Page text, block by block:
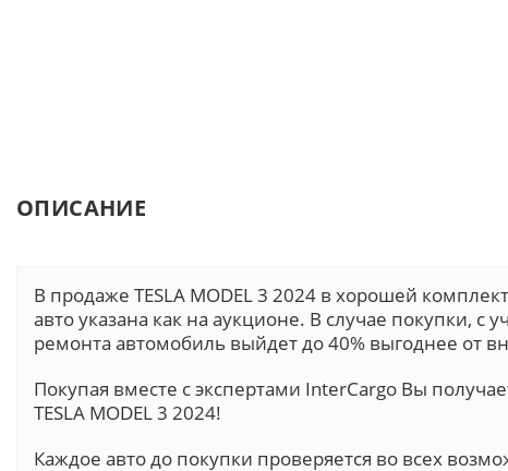
ОПИСАНИЕ
В продаже TESLA MODEL 3 2024 в хорошей
авто указана как на аукционе. В случае покупки,
ремонта автомобиль выйдет до 40% выгоднее от
Покупая вместе с экспертами InterCargo Вы
TESLA MODEL 3 2024!
Каждое авто до покупки проверяется во всех